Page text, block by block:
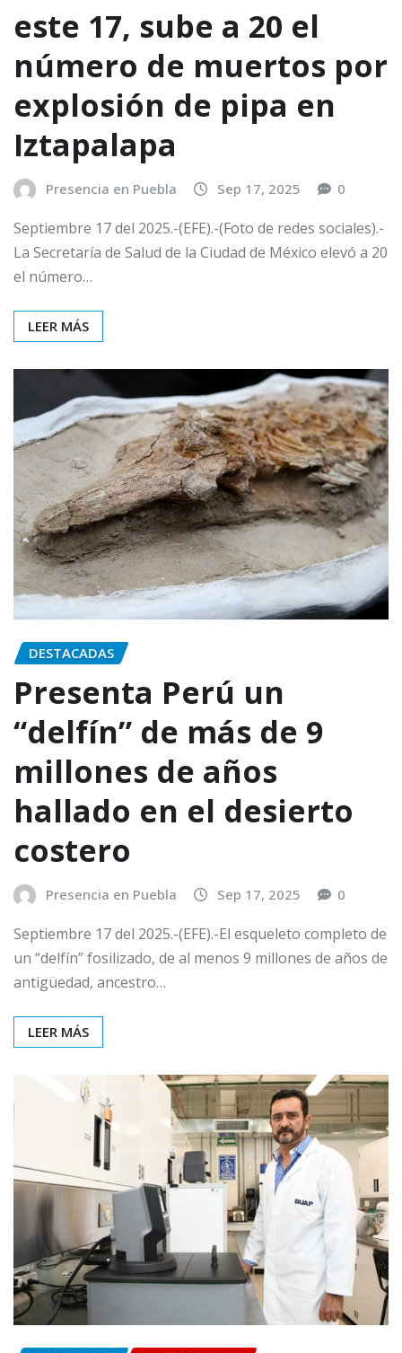
este 17, sube a 20 el
número de muertos por
explosión de pipa en
Iztapalapa
Presencia en Puebla Sep 17, 2025 0
Septiembre 17 del 2025.-(EFE).-(Foto de redes sociales).-
La Secretaría de Salud de la Ciudad de México elevó a 20
el número…
LEER MÁS
DESTACADAS
Presenta Perú un
“delfín” de más de 9
millones de años
hallado en el desierto
costero
Presencia en Puebla Sep 17, 2025 0
Septiembre 17 del 2025.-(EFE).-El esqueleto completo de
un “delfín” fosilizado, de al menos 9 millones de años de
antigüedad, ancestro…
LEER MÁS